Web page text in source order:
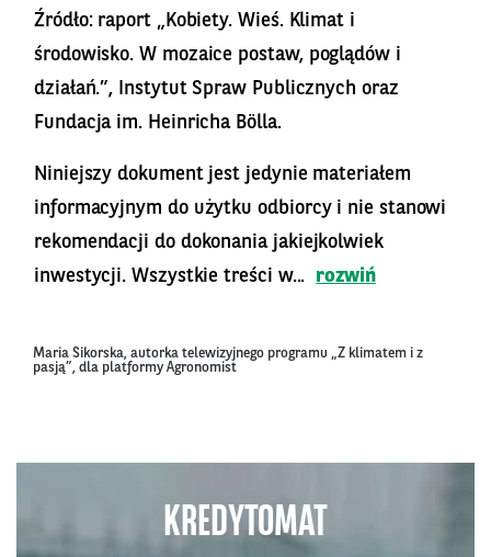
Źródło: raport „Kobiety. Wieś. Klimat i
środowisko. W mozaice postaw, poglądów i
działań.”, Instytut Spraw Publicznych oraz
Fundacja im. Heinricha Bölla.
Niniejszy dokument jest jedynie materiałem
informacyjnym do użytku odbiorcy i nie stanowi
rekomendacji do dokonania jakiejkolwiek
inwestycji. Wszystkie treści w...
rozwiń
Maria Sikorska, autorka telewizyjnego programu „Z klimatem i z
pasją”, dla platformy Agronomist
KREDYTOMAT